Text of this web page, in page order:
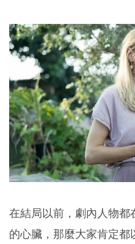
在結局以前，劇內人物都
的心臟，那麼大家肯定